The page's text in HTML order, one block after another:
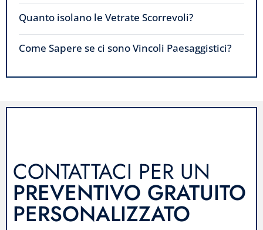
Quanto isolano le Vetrate Scorrevoli?
Come Sapere se ci sono Vincoli Paesaggistici?
CONTATTACI PER UN
PREVENTIVO GRATUITO
PERSONALIZZATO